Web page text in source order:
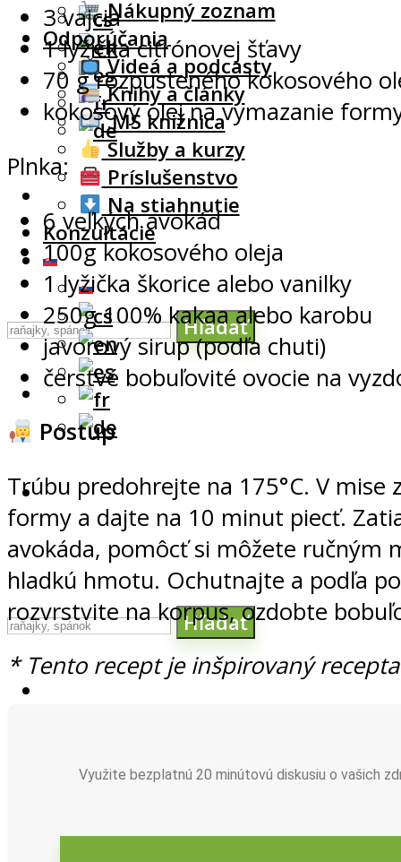
Hľadať
Nákupný zoznam
Odporúčania
Videá a podcasty
Knihy a články
.MS knižnica
Služby a kurzy
Príslušenstvo
Na stiahnutie
Konzultácie
Hľadať
3 vajcia
1 lyžička citrónovej šťavy
70 g rozpusteného kokosového
kokosový olej na vymazanie
Plnka:
6 veľkých avokád
100g kokosového oleja
1 lyžička škorice alebo vanilky
250g 100% kakaa alebo karobu
javorový sirup (podľa chuti)
čerstvé bobuľovité ovocie na
Postup
Trúbu predohrejte na 175°C. V
formy a dajte na 10 minut piecť.
avokáda, pomôcť si môžete ručným
hladkú hmotu. Ochutnajte a podľa
rozvrstvite na korpus, ozdobte
* Tento recept je inšpirovaný
Využite bezplatnú 20 minútovú diskusiu o vašich